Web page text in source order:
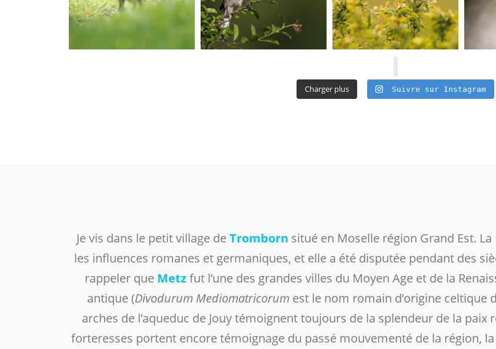
Charger plus Suivre sur Instagram
Je vis dans le petit village de Tromborn situé en Moselle région Grand Est.
les influences romanes et germaniques, et elle a été disputée pendant des
rappeler que Metzfut l’une des grandes villes du Moyen Age et de la
antique (Divodurum Mediomatricorumest le nom romain d’origine celtique
arches de l’aqueduc de Jouy témoignent toujours de la splendeur de la
forteresses portent encore témoignage du passé mouvementé de la région,